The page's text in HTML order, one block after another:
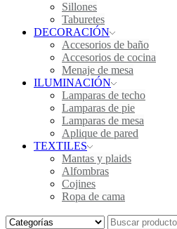
Sillones
Taburetes
DECORACIÓN
Accesorios de baño
Accesorios de cocina
Menaje de mesa
ILUMINACIÓN
Lamparas de techo
Lamparas de pie
Lamparas de mesa
Aplique de pared
TEXTILES
Mantas y plaids
Alfombras
Cojines
Ropa de cama